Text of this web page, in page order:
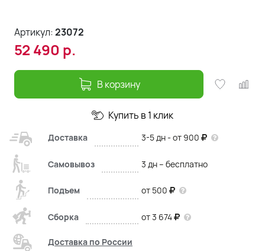
Артикул:23072
52 490 р.
В корзину
Купить в 1 клик
Доставка 3-5 дн - от 900
Самовывоз 3 дн – бесплатно
Подъем от 500
Сборка от 3 674
Доставка по России